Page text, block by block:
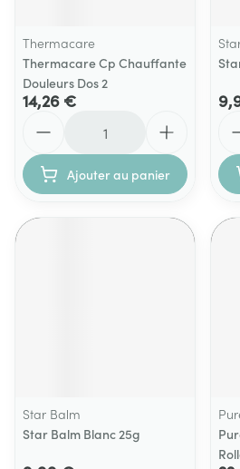
Thermacare
Thermacare Cp Chauffante
Douleurs Dos 2
14,26 €
Ajouter au panier
Star Balm
Star Balm Blanc 25g